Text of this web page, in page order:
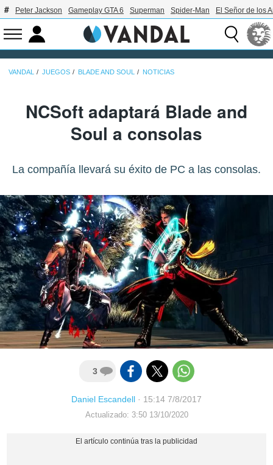
Peter Jackson Gameplay GTA 6 Superman Spider-Man El Señor de los
VANDAL JUEGOS BLADE AND SOUL NOTICIAS
NCSoft adaptará Blade and
Soul a consolas
La compañía llevará su éxito de PC a las consolas.
3
Daniel Escandell · 15:14 7/8/2017
Actualizado: 3:50 13/10/2020